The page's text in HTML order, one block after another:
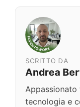
SCRITTO DA
Andrea
tecnologia e